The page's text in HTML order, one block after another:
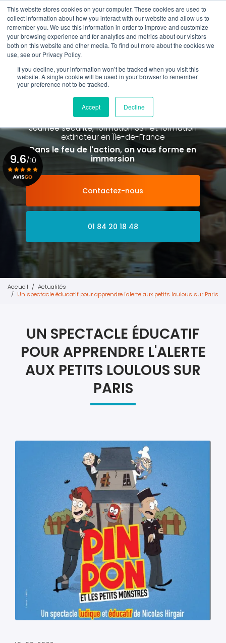
This website stores cookies on your computer. These cookies are used to
collect information about how you interact with our website and allow us to
remember you. We use this information in order to improve and customize
your browsing experience and for analytics and metrics about our visitors
both on this website and other media. To find out more about the cookies we
use, see our Privacy Policy.
If you decline, your information won’t be tracked when you visit this
website. A single cookie will be used in your browser to remember
your preference not to be tracked.
Accept Decline
Aller
au
contenu
principal
01 84 20 18 48
Rappel gratuit
Spécialiste de la formation SST et
de la Formation Incendie
à Paris La Défense depuis 2015
Journée sécurité, formation SST et formation
extincteuren Île-de-France
Dans le feu de l'action, on vous forme en
immersion
Contactez-nous
01 84 20 18 48
9.6/10
Voir le certificat
Accueil
Actualités
Un spectacle éducatif pour apprendre l'alerte aux petits loulous sur Paris
UN SPECTACLE ÉDUCATIF
POUR APPRENDRE L'ALERTE
AUX PETITS LOULOUS SUR
PARIS